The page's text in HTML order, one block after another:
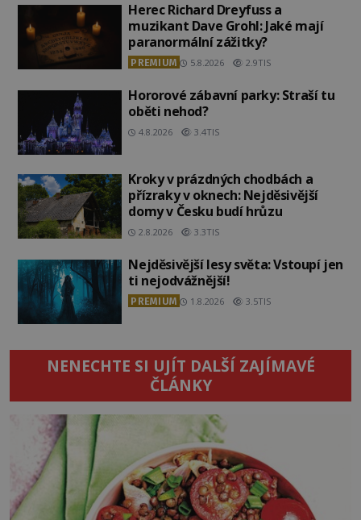
Herec Richard Dreyfuss a
muzikant Dave Grohl: Jaké mají
paranormální zážitky?
PREMIUM 5.8.2026 2.9TIS
Hororové zábavní parky: Straší tu
oběti nehod?
4.8.2026 3.4TIS
Kroky v prázdných chodbách a
přízraky v oknech: Nejděsivější
domy v Česku budí hrůzu
2.8.2026 3.3TIS
Nejděsivější lesy světa: Vstoupí jen
ti nejodvážnější!
PREMIUM 1.8.2026 3.5TIS
NENECHTE SI UJÍT DALŠÍ ZAJÍMAVÉ
ČLÁNKY